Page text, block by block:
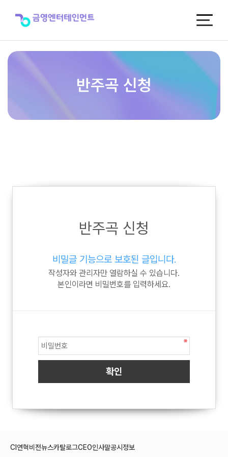
반주곡 신청
반주곡 신청
비밀글 기능으로 보호된 글입니다.
작성자와 관리자만 열람하실 수 있습니다.
본인이라면 비밀번호를 입력하세요.
CI 연혁비전뉴스카탈로그CEO인사말공시정보